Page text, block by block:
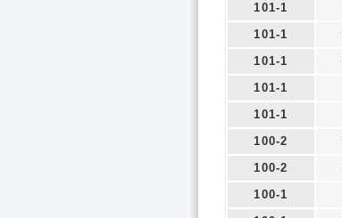
101-1
101-1
101-1
101-1
101-1
100-2
100-2
100-1